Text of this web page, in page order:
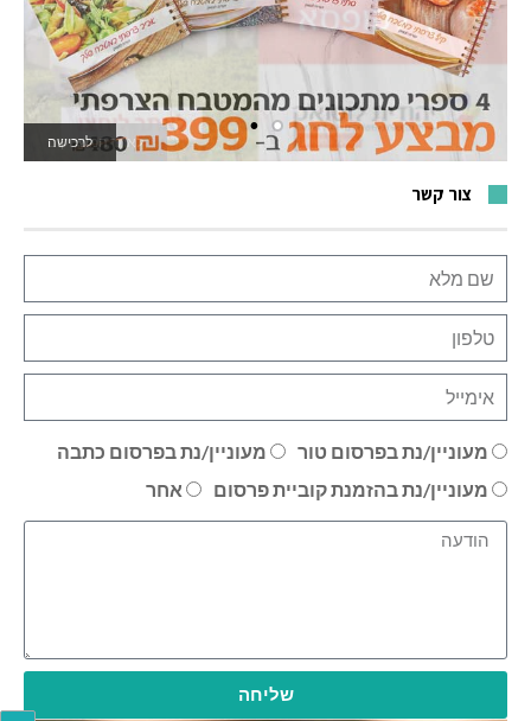
לרכישה
לאתר המשחקים
צור קשר
מעוניין/נת בפרסום טור
מעוניין/נת בפרסום כתבה
מעוניין/נת בהזמנת קוביית פרסום
אחר
שליחה